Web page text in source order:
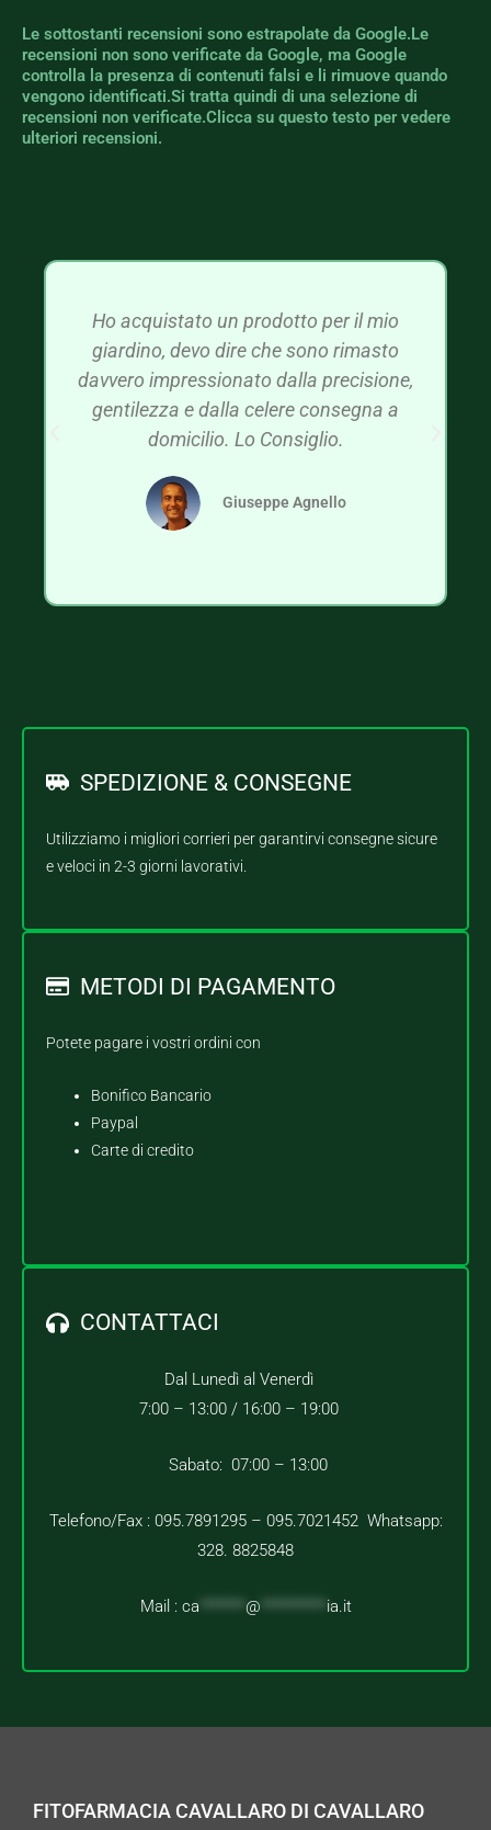
Le sottostanti recensioni sono estrapolate da Google.Le
recensioni non sono verificate da Google, ma Google
controlla la presenza di contenuti falsi e li rimuove quando
vengono identificati.Si tratta quindi di una selezione di
recensioni non verificate.Clicca su questo testo per vedere
ulteriori recensioni.
Ho acquistato un prodotto per il mio
giardino, devo dire che sono rimasto
davvero impressionato dalla precisione,
gentilezza e dalla celere consegna a
domicilio. Lo Consiglio.
Giuseppe Agnello
SPEDIZIONE & CONSEGNE
Utilizziamo i migliori corrieri per garantirvi consegne sicure
e veloci in 2-3 giorni lavorativi.
METODI DI PAGAMENTO
Potete pagare i vostri ordini con
Bonifico Bancario
Paypal
Carte di credito
CONTATTACI
Dal Lunedì al Venerdì
7:00 – 13:00 / 16:00 – 19:00
Sabato: 07:00 – 13:00
Telefono/Fax : 095.7891295 – 095.7021452 Whatsapp:
328. 8825848
Mail : ca @ ia.it
FITOFARMACIA CAVALLARO DI CAVALLARO